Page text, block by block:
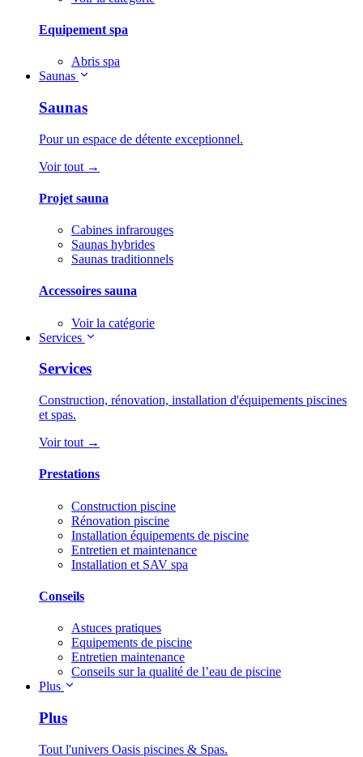
Equipement spa
Abris spa
Saunas
Saunas
Pour un espace de détente exceptionnel.
Voir tout →
Projet sauna
Cabines infrarouges
Saunas hybrides
Saunas traditionnels
Accessoires sauna
Voir la catégorie
Services
Services
Construction, rénovation, installation d'équipements piscines
et spas.
Voir tout →
Prestations
Construction piscine
Rénovation piscine
Installation équipements de piscine
Entretien et maintenance
Installation et SAV spa
Conseils
Astuces pratiques
Equipements de piscine
Entretien maintenance
Conseils sur la qualité de l’eau de piscine
Plus
Plus
Tout l'univers Oasis piscines & Spas.